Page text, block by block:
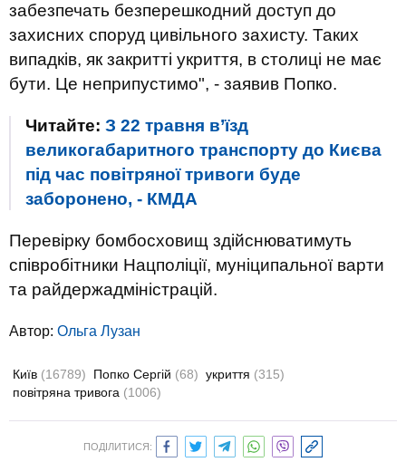
забезпечать безперешкодний доступ до
захисних споруд цивільного захисту. Таких
випадків, як закритті укриття, в столиці не має
бути. Це неприпустимо", - заявив Попко.
Читайте: З 22 травня в’їзд
великогабаритного транспорту до Києва
під час повітряної тривоги буде
заборонено, - КМДА
Перевірку бомбосховищ здійснюватимуть
співробітники Нацполіції, муніципальної варти
та райдержадміністрацій.
Автор: Ольга Лузан
Київ (16789) Попко Сергій (68) укриття (315)
повітряна тривога (1006)
ПОДІЛИТИСЯ: